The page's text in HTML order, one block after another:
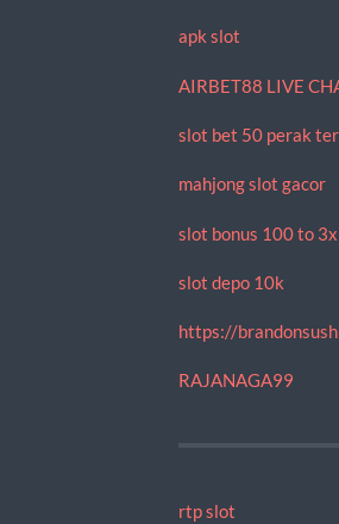
apk slot
AIRBET88 LIVE
slot bet 50 perak
mahjong slot gacor
slot bonus 100 to 3x
slot depo 10k
https://
RAJANAGA99
rtp slot